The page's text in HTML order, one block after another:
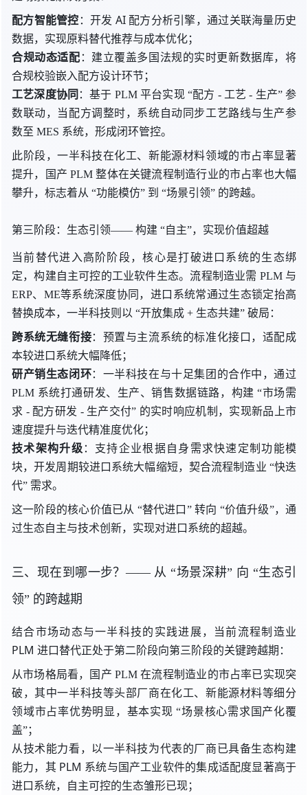
配方智能管控：开发 AI 配方分析引擎，通过关联海量历史
数据，实现原料替代推荐与成本优化；
合规动态适配 ：建立覆盖多国法规的实时更新数据库，将
合规校验嵌入配方设计环节；
工艺深度协同：基于 PLM 平台实现 “配方 - 工艺 - 生产” 参
数联动，当配方调整时，系统自动同步工艺路线与生产参
数至 MES 系统，形成闭环管控。
此阶段，一半科技在化工、新能源材料领域的市占率显著
提升，国产 PLM 整体在关键流程制造行业的市占率也大幅
攀升，标志着从 “功能模仿” 到 “场景引领” 的跨越。
第三阶段：生态引领—— 构建 “自主”，实现价值超越
当前替代进入高阶阶段，核心是打破进口系统的生态绑
定，构建自主可控的工业软件生态。流程制造业需 PLM 与
ERP、ME等系统深度协同，进口系统常通过生态锁定抬高
替换成本，一半科技则 以 “开放集成 + 生态共建” 破局：
跨系统无缝衔接：预置与主流系统的标准化接口，适配成
本较进口系统大幅降低；
研产销生态闭环： 一半科技在与十足集团的合作中，通过
PLM 系统打通研发、生产、销售数据链路， 构建 “市场需
求 - 配方研发 - 生产交付” 的实时响应机制，实现新品上市
速度提升与迭代精准度优化；
技术架构升级 ：支持企业根据自身需求快速定制功能模
块，开发周期较进口系统大幅缩短，契合流程制造业 “快迭
代” 需求。
这一阶段的核心价值已从 “替代进口” 转向 “价值升级”，通
过生态自主与技术创新，实现对进口系统的超越。
三、现在到哪一步？—— 从 “场景深耕” 向 “生态引
领” 的跨越期
结合市场动态与一半科技的实践进展，当前流程制造业
PLM 进口替代正处于第二阶段向第三阶段的关键跨越期：
从市场格局看，国产 PLM 在流程制造业的市占率已实现突
破，其中一半科技等头部厂商在化工、新能源材料等细分
领域市占率优势明显，基本实现 “场景核心需求国产化覆
盖”；
从技术能力看，以一半科技为代表的厂商已具备生态构建
能力，其 PLM 系统与国产工业软件的集成适配度显著高于
进口系统，自主可控的生态雏形已现；